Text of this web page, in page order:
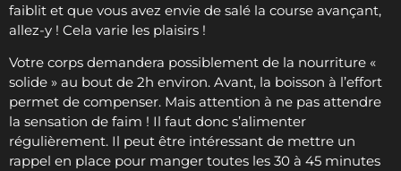
faiblit et que vous avez envie de salé la course avançant,
allez-y ! Cela varie les plaisirs !
Votre corps demandera possiblement de la nourriture «
solide » au bout de 2h environ. Avant, la boisson à l’effort
permet de compenser. Mais attention à ne pas attendre
la sensation de faim ! Il faut donc s’alimenter
régulièrement. Il peut être intéressant de mettre un
rappel en place pour manger toutes les 30 à 45 minutes